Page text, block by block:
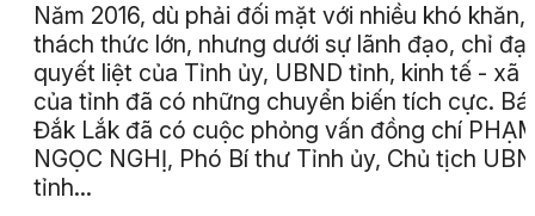
Năm 2016, dù phải đối mặt với nhiều khó khăn,
thách thức lớn, nhưng dưới sự lãnh đạo, chỉ
quyết liệt của Tỉnh ủy, UBND tỉnh, kinh tế - xã
của tỉnh đã có những chuyển biến tích cực.
Đắk Lắk đã có cuộc phỏng vấn đồng chí
NGỌC NGHỊ, Phó Bí thư Tỉnh ủy, Chủ tịch
tỉnh...